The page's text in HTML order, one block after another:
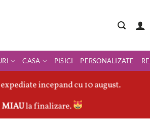
CASA PISICI PERSONALIZATE
incepand cu 10 august.
MIAUla finalizare.